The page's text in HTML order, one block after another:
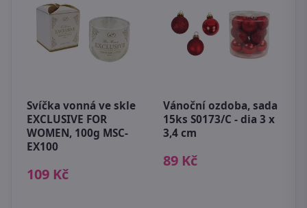
Svíčka vonná ve skle
EXCLUSIVE FOR
WOMEN, 100g MSC-
EX100
109 Kč
Vánoční ozdoba, sada
15ks S0173/C - dia 3 x
3,4 cm
89 Kč